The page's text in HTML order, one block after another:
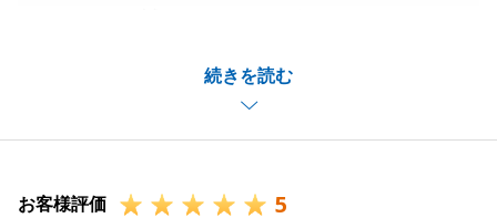
続きを読む
い買主様とお取引できたと思っております。
お住み替え先もしっかりと対応させていただきます。
今後ともよろしくお願いいたします。
お客様評価 5